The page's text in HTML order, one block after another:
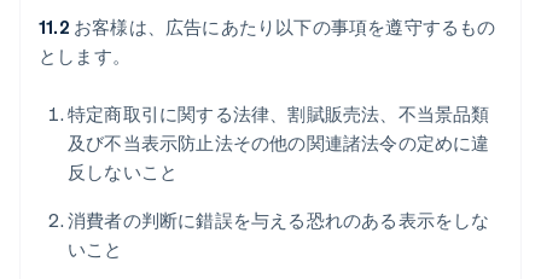
11.2 お客様は、広告にあたり以下の事項を遵守するもの
とします。
特定商取引に関する法律、割賦販売法、不当景品類
及び不当表示防止法その他の関連諸法令の定めに違
反しないこと
消費者の判断に錯誤を与える恐れのある表示をしな
いこと